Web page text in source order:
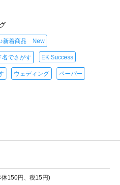
♪新着商品 New
でさがす EK Success
ウェディング ペーパー
体150円、税15円)